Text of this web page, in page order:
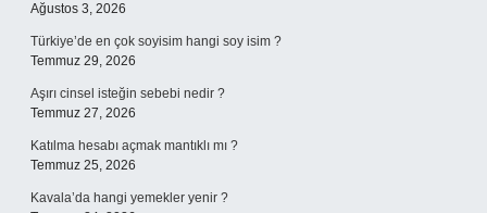
Ağustos 3, 2026
Türkiye’de en çok soyisim hangi soy isim ?
Temmuz 29, 2026
Aşırı cinsel isteğin sebebi nedir ?
Temmuz 27, 2026
Katılma hesabı açmak mantıklı mı ?
Temmuz 25, 2026
Kavala’da hangi yemekler yenir ?